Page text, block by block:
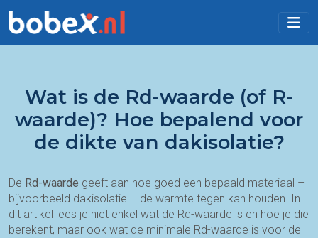
Wat is de Rd-waarde (of R-
waarde)? Hoe bepalend voor
de dikte van dakisolatie?
De Rd-waarde geeft aan hoe goed een bepaald materiaal –
bijvoorbeeld dakisolatie – de warmte tegen kan houden. In
dit artikel lees je niet enkel wat de Rd-waarde is en hoe je die
berekent, maar ook wat de minimale Rd-waarde is voor de